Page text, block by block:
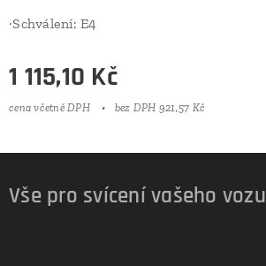
·Schválení: E4
1 115,10 Kč
cena včetně DPH bez DPH 921,57 Kč
Vše pro svícení vašeho vozu